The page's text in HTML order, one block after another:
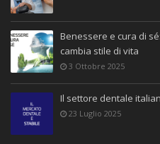
Benessere e cura di
cambia stile di vita
3 Ottobre 2025
Il settore dentale
23 Luglio 2025